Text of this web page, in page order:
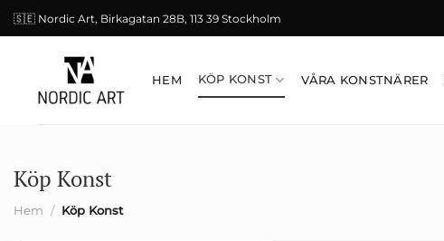
Skip
to
🇸🇪 Nordic Art, Birkagatan 28B, 113 39 Stockholm
HEM KÖP KONST VÅRA KONSTNÄRER
Köp Konst
Hem / Köp Konst